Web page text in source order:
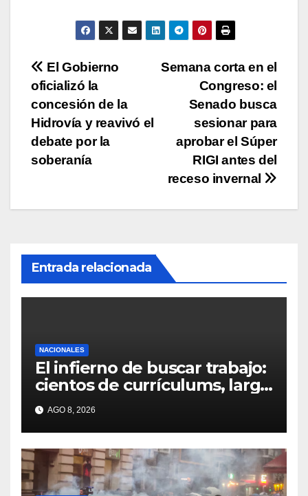
p
b
o
o
k
Li
n
ar
tir
Navegación
de
entradas
Semana corta en el
Congreso: el
Senado busca
sesionar para
aprobar el Súper
RIGI antes del
receso invernal
El Gobierno
oficializó la
concesión de la
Hidrovía y reavivó el
debate por la
soberanía
Entrada relacionada
NACIONALES
El infierno de buscar trabajo:
cientos de currículums, larga
espera y menos puestos
registrados
AGO 8, 2026